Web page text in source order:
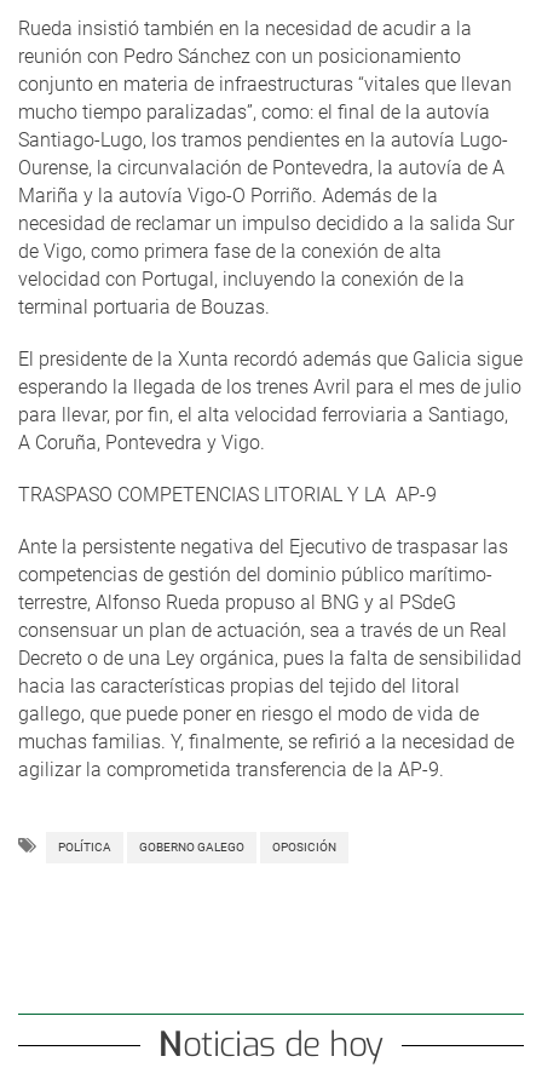
Rueda insistió también en la necesidad de acudir a la
reunión con Pedro Sánchez con un posicionamiento
conjunto en materia de infraestructuras “vitales que llevan
mucho tiempo paralizadas”, como: el final de la autovía
Santiago-Lugo, los tramos pendientes en la autovía Lugo-
Ourense, la circunvalación de Pontevedra, la autovía de A
Mariña y la autovía Vigo-O Porriño. Además de la
necesidad de reclamar un impulso decidido a la salida Sur
de Vigo, como primera fase de la conexión de alta
velocidad con Portugal, incluyendo la conexión de la
terminal portuaria de Bouzas.
El presidente de la Xunta recordó además que Galicia sigue
esperando la llegada de los trenes Avril para el mes de julio
para llevar, por fin, el alta velocidad ferroviaria a Santiago,
A Coruña, Pontevedra y Vigo.
TRASPASO COMPETENCIAS LITORIAL Y LA AP-9
Ante la persistente negativa del Ejecutivo de traspasar las
competencias de gestión del dominio público marítimo-
terrestre, Alfonso Rueda propuso al BNG y al PSdeG
consensuar un plan de actuación, sea a través de un Real
Decreto o de una Ley orgánica, pues la falta de sensibilidad
hacia las características propias del tejido del litoral
gallego, que puede poner en riesgo el modo de vida de
muchas familias. Y, finalmente, se refirió a la necesidad de
agilizar la comprometida transferencia de la AP-9.
POLÍTICA GOBERNO GALEGO OPOSICIÓN
Noticias de hoy